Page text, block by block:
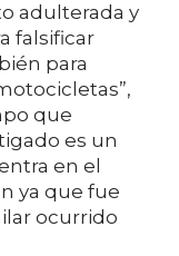
adulterada y
falsificar
para
que
es un
en el
ya que fue
ocurrido